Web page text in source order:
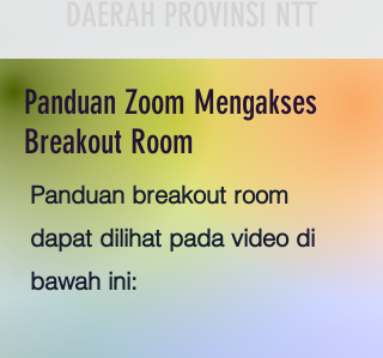
Panduan Zoom Mengakses
Breakout Room
Panduan breakout room
dapat dilihat pada video di
bawah ini: